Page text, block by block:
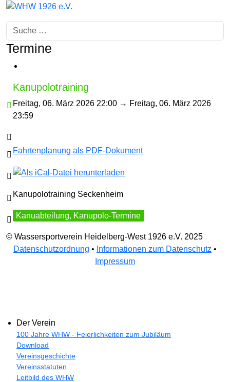
Suchen
Termine

Kanupolotraining
Freitag, 06. März 2026 22:00 → Freitag, 06. März 2026
23:59

 Fahrtenplanung als PDF-Dokument

 Kanupolotraining Seckenheim
 Kanuabteilung, Kanupolo-Termine
© Wassersportverein Heidelberg-West 1926 e.V. 2025
Datenschutzordnung • Informationen zum Datenschutz •
Impressum
Der Verein
100 Jahre WHW - Feierlichkeiten zum Jubiläum
Download
Vereinsgeschichte
Vereinsstatuten
Leitbild des WHW